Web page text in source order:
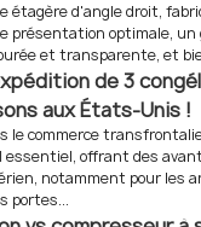
étagère d'angle droit,
présentation optimale, un
et transparente, et
de 3
aux États-Unis !
le commerce
essentiel, offrant des
notamment pour les
portes...